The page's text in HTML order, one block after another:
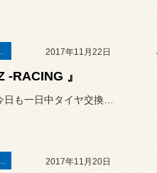
2017年11月22日
-RACING 』
」 2017年11月20日